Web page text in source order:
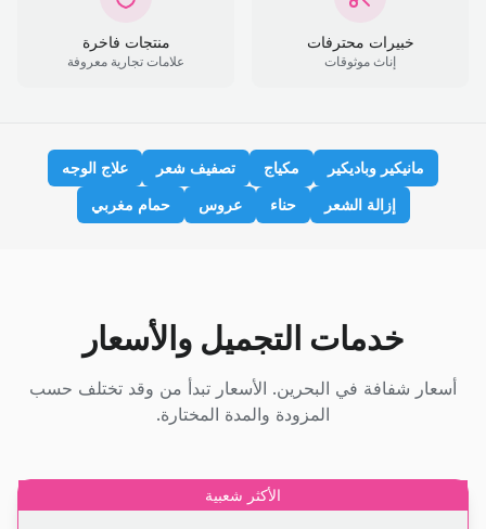
خبيرات محترفات
إناث موثوقات
منتجات فاخرة
علامات تجارية معروفة
مانيكير وباديكير مكياج تصفيف شعر
علاج الوجه
إزالة الشعر
حناء عروس حمام مغربي
خدمات التجميل والأسعار
أسعار شفافة في البحرين. الأسعار تبدأ من وقد تختلف حسب
المزودة والمدة المختارة.
الأكثر شعبية